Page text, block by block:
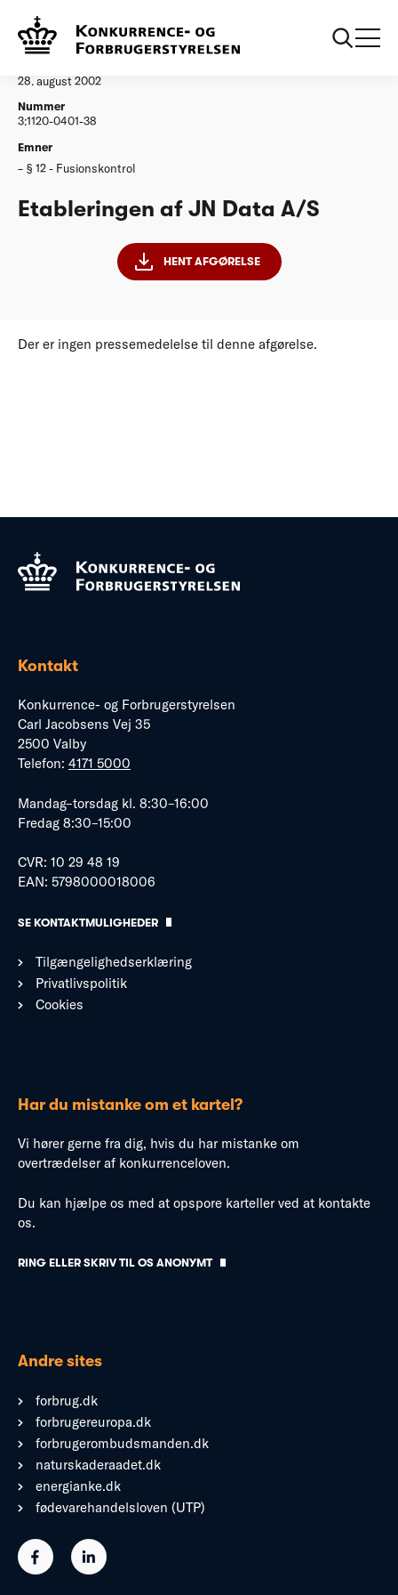
Afgørelser
28. august 2002
Nummer
3:1120-0401-38
Emner
§ 12 - Fusionskontrol
Etableringen af JN Data A/S
HENT AFGØRELSE
Der er ingen pressemedelelse til denne afgørelse.
Kontakt
Konkurrence- og Forbrugerstyrelsen
Carl Jacobsens Vej 35
2500 Valby
Telefon: 4171 5000
Mandag–torsdag kl. 8:30–16:00
Fredag 8:30–15:00
CVR: 10 29 48 19
EAN: 5798000018006
SE KONTAKTMULIGHEDER
Tilgængelighedserklæring
Privatlivspolitik
Cookies
Har du mistanke om et kartel?
Vi hører gerne fra dig, hvis du har mistanke om
overtrædelser af konkurrenceloven.
Du kan hjælpe os med at opspore karteller ved at kontakte
os.
RING ELLER SKRIV TIL OS ANONYMT
Andre sites
forbrug.dk
forbrugereuropa.dk
forbrugerombudsmanden.dk
naturskaderaadet.dk
energianke.dk
fødevarehandelsloven (UTP)